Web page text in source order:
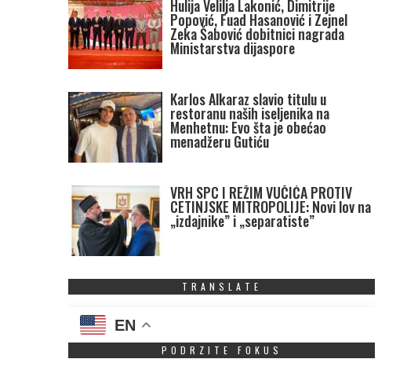
Hulija Velilja Lakonić, Dimitrije
Popović, Fuad Hasanović i Zejnel
Zeka Šabović dobitnici nagrada
Ministarstva dijaspore
Karlos Alkaraz slavio titulu u
restoranu naših iseljenika na
Menhetnu: Evo šta je obećao
menadžeru Gutiću
VRH SPC I REŽIM VUČIĆA PROTIV
CETINJSKE MITROPOLIJE: Novi lov na
„izdajnike” i „separatiste”
TRANSLATE
EN
PODRZITE FOKUS